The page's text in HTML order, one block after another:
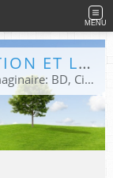
MENU
SITE SUR LA SCIENCE-FICTION ET LE FANTASTIQUE
Site sur toute la culture des genres de l'imaginaire: BD, Cinéma, Livre, Jeux, Théâtre. Présent dans les principaux festivals de film fantastique e de science-fiction, salons et conventions.